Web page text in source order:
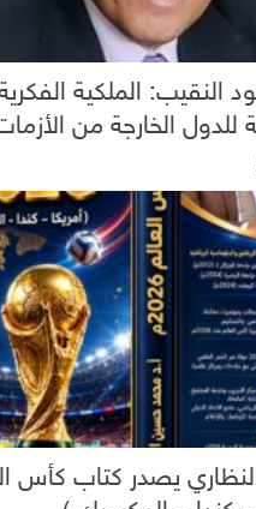
النقيب: الملكية
للدول الخارجة من
يصدر كتاب كأس